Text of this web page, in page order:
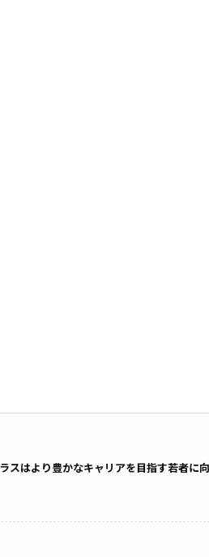
スはより豊かなキャリアを目指す若者